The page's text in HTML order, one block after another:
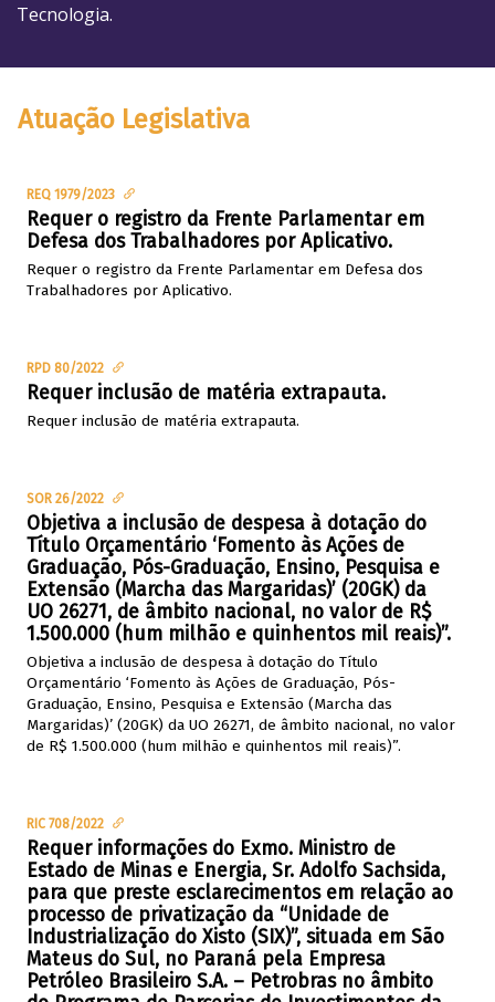
Tecnologia.
Atuação Legislativa
REQ 1979/2023
Requer o registro da Frente Parlamentar em
Defesa dos Trabalhadores por Aplicativo.
Requer o registro da Frente Parlamentar em Defesa dos
Trabalhadores por Aplicativo.
RPD 80/2022
Requer inclusão de matéria extrapauta.
Requer inclusão de matéria extrapauta.
SOR 26/2022
Objetiva a inclusão de despesa à dotação do
Título Orçamentário ‘Fomento às Ações de
Graduação, Pós-Graduação, Ensino, Pesquisa e
Extensão (Marcha das Margaridas)’ (20GK) da
UO 26271, de âmbito nacional, no valor de R$
1.500.000 (hum milhão e quinhentos mil reais)”.
Objetiva a inclusão de despesa à dotação do Título
Orçamentário ‘Fomento às Ações de Graduação, Pós-
Graduação, Ensino, Pesquisa e Extensão (Marcha das
Margaridas)’ (20GK) da UO 26271, de âmbito nacional, no valor
de R$ 1.500.000 (hum milhão e quinhentos mil reais)”.
RIC 708/2022
Requer informações do Exmo. Ministro de
Estado de Minas e Energia, Sr. Adolfo Sachsida,
para que preste esclarecimentos em relação ao
processo de privatização da “Unidade de
Industrialização do Xisto (SIX)”, situada em São
Mateus do Sul, no Paraná pela Empresa
Petróleo Brasileiro S.A. – Petrobras no âmbito